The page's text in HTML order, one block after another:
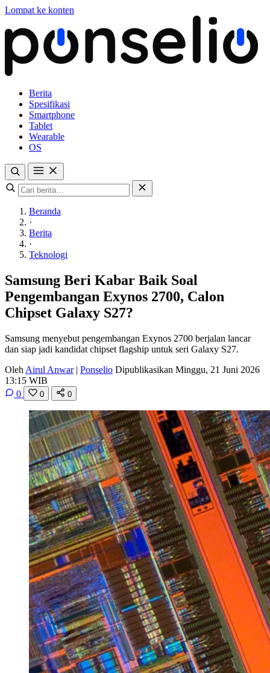
Lompat ke konten
Berita
Spesifikasi
Smartphone
Tablet
Wearable
OS
Beranda
·
Berita
·
Teknologi
Samsung Beri Kabar Baik Soal
Pengembangan Exynos 2700, Calon
Chipset Galaxy S27?
Samsung menyebut pengembangan Exynos 2700 berjalan lancar
dan siap jadi kandidat chipset flagship untuk seri Galaxy S27.
Oleh Airul Anwar | Ponselio Dipublikasikan Minggu, 21 Juni 2026
13:15 WIB
0
0 0